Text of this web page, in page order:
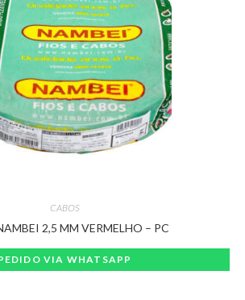
CABOS
2,5 MM VERMELHO – PC
VIA WHATSAPP